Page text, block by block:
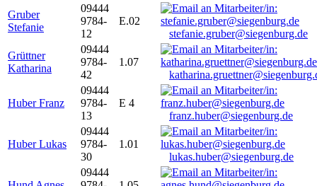
Gruber
Stefanie
09444
9784-
12
E.02
stefanie.gruber@siegenburg.de
Grüttner
Katharina
09444
9784-
42
1.07
Huber Franz
09444
9784-
13
E 4
franz.huber@siegenburg.de
Huber Lukas
09444
9784-
30
1.01
lukas.huber@siegenburg.de
09444